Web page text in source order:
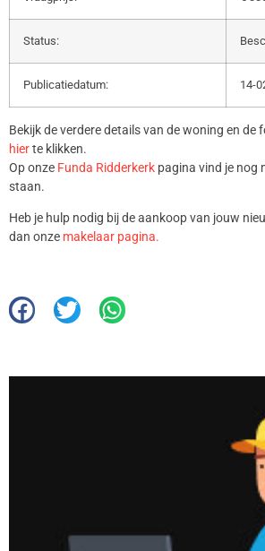
Status:
Publicatiedatum: 14-
Bekijk de verdere details van de woning en de
hierte klikken.
Op onze Funda Ridderkerk pagina vind je nog
staan.
Heb je hulp nodig bij de aankoop van jouw
dan onze makelaar pagina.